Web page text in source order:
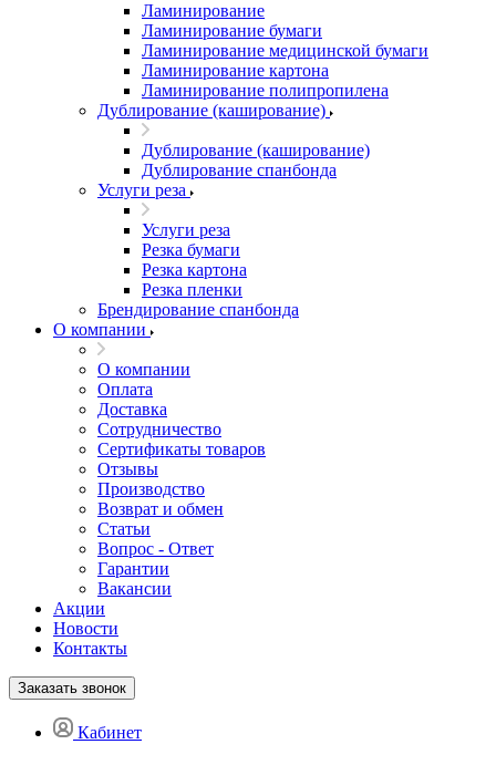
Ламинирование
Ламинирование бумаги
Ламинирование медицинской бумаги
Ламинирование картона
Ламинирование полипропилена
Дублирование (каширование)
Дублирование (каширование)
Дублирование спанбонда
Услуги реза
Услуги реза
Резка бумаги
Резка картона
Резка пленки
Брендирование спанбонда
О компании
О компании
Оплата
Доставка
Сотрудничество
Сертификаты товаров
Отзывы
Производство
Возврат и обмен
Статьи
Вопрос - Ответ
Гарантии
Вакансии
Акции
Новости
Контакты
Заказать звонок
Кабинет